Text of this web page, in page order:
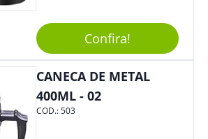
Empresa Em Eventos,
Reuniões Corporativas Ou Até
Mesmo Para Presentear
Colaboradores.
Confira!
CANECA DE METAL
400ML - 02
COD.:503